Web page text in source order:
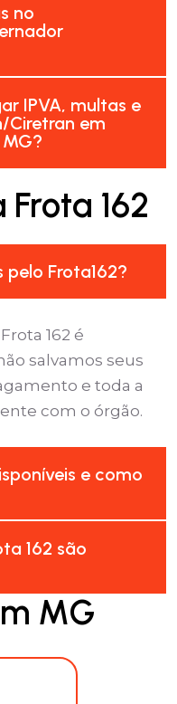
no
IPVA, multas e
Ciretran em
162
Frota162?
162 é
salvamos seus
e toda a
com o órgão.
e como
162 são
MG